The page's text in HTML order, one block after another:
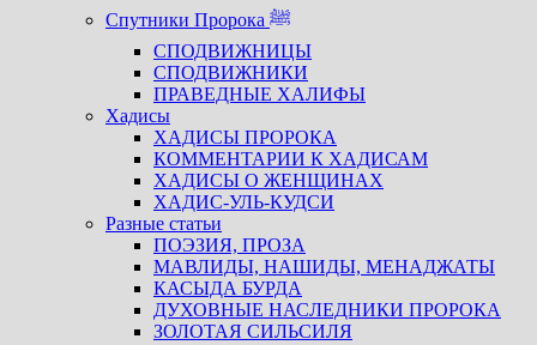
Спутники Пророка ﷺ
СПОДВИЖНИЦЫ
СПОДВИЖНИКИ
ПРАВЕДНЫЕ ХАЛИФЫ
Хадисы
ХАДИСЫ ПРОРОКА
КОММЕНТАРИИ К ХАДИСАМ
ХАДИСЫ О ЖЕНЩИНАХ
ХАДИС-УЛЬ-КУДСИ
Разные статьи
ПОЭЗИЯ, ПРОЗА
МАВЛИДЫ, НАШИДЫ, МЕНАДЖАТЫ
КАСЫДА БУРДА
ДУХОВНЫЕ НАСЛЕДНИКИ ПРОРОКА
ЗОЛОТАЯ СИЛЬСИЛЯ